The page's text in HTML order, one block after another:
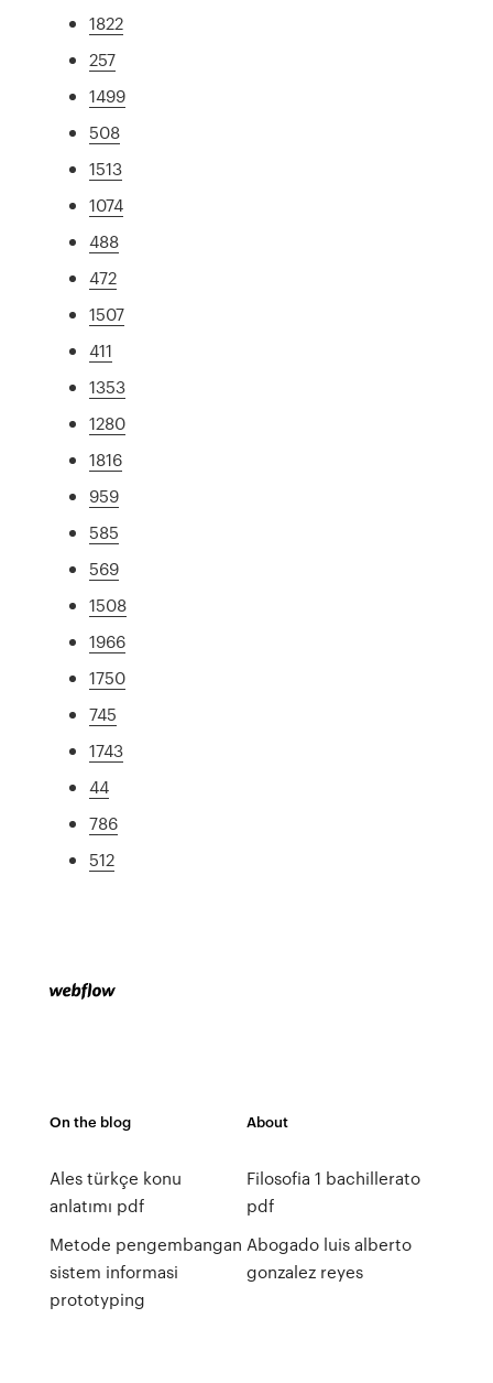
1822
257
1499
508
1513
1074
488
472
1507
411
1353
1280
1816
959
585
569
1508
1966
1750
745
1743
44
786
512
On the blog
Ales türkçe konu
anlatımı pdf
Metode pengembangan
sistem informasi
prototyping
About
Filosofia 1 bachillerato
pdf
Abogado luis alberto
gonzalez reyes